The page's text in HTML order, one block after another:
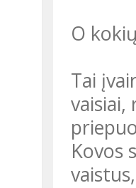
O
Tai
vaisiai,
Kovos